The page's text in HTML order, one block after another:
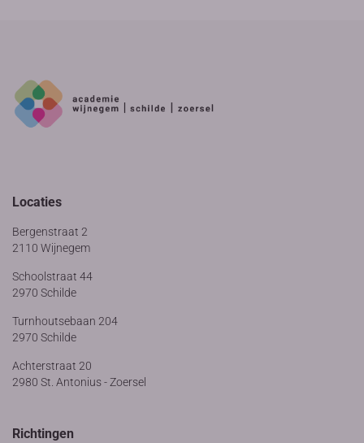
Locaties
Bergenstraat 2
2110 Wijnegem
Schoolstraat 44
2970 Schilde
Turnhoutsebaan 204
2970 Schilde
Achterstraat 20
2980 St. Antonius - Zoersel
Richtingen